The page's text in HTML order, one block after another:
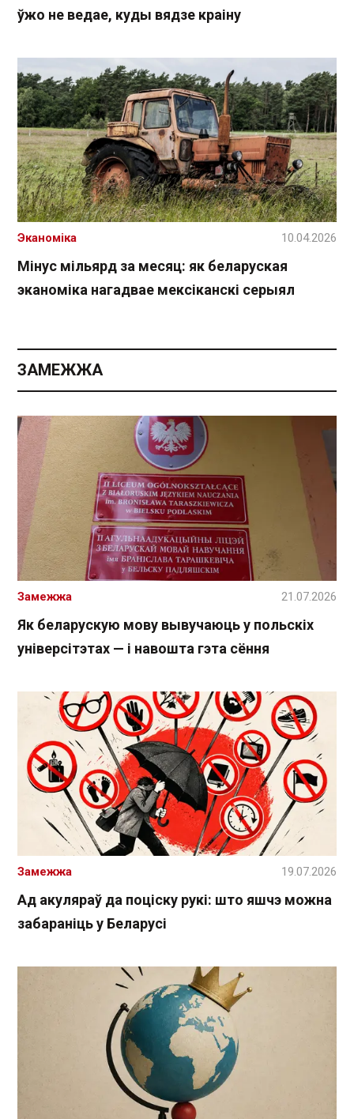
ўжо не ведае, куды вядзе краіну
Мінус мільярд за месяц: як беларуская
эканоміка нагадвае мексіканскі серыял
Эканоміка 10.04.2026
ЗАМЕЖЖА
Як беларускую мову вывучаюць у польскіх
універсітэтах — і навошта гэта сёння
Замежжа 21.07.2026
Ад акуляраў да поціску рукі: што яшчэ можна
забараніць у Беларусі
Замежжа 19.07.2026